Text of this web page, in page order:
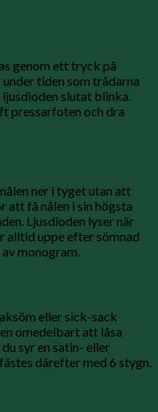
genom ett tryck på
tiden som trådarna
slutat blinka.
pressarfoten och dra
ner i tyget utan att
att få nålen i sin högsta
Ljusdioden lyser när
alltid uppe efter sömnad
monogram.
eller sick-sack
omedelbart att låsa
syr en satin- eller
därefter med 6 stygn.